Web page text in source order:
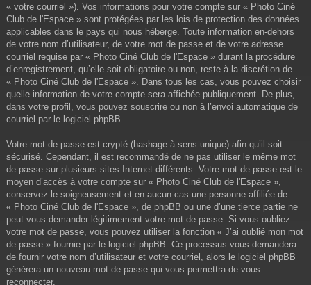
« votre courriel »). Vos informations pour votre compte sur « Photo Ciné
Club de l'Espace » sont protégées par les lois de protection des données
applicables dans le pays qui nous héberge. Toute information en-dehors
de votre nom d’utilisateur, de votre mot de passe et de votre adresse
courriel requise par « Photo Ciné Club de l'Espace » durant la procédure
d’enregistrement, qu’elle soit obligatoire ou non, reste à la discrétion de
« Photo Ciné Club de l'Espace ». Dans tous les cas, vous pouvez choisir
quelle information de votre compte sera affichée publiquement. De plus,
dans votre profil, vous pouvez souscrire ou non à l’envoi automatique de
courriel par le logiciel phpBB.
Votre mot de passe est crypté (hashage à sens unique) afin qu’il soit
sécurisé. Cependant, il est recommandé de ne pas utiliser le même mot
de passe sur plusieurs sites Internet différents. Votre mot de passe est le
moyen d’accès à votre compte sur « Photo Ciné Club de l'Espace »,
conservez-le soigneusement et en aucun cas une personne affiliée de
« Photo Ciné Club de l'Espace », de phpBB ou une d’une tierce partie ne
peut vous demander légitimement votre mot de passe. Si vous oubliez
votre mot de passe, vous pouvez utiliser la fonction « J’ai oublié mon mot
de passe » fournie par le logiciel phpBB. Ce processus vous demandera
de fournir votre nom d’utilisateur et votre courriel, alors le logiciel phpBB
générera un nouveau mot de passe qui vous permettra de vous
reconnecter.